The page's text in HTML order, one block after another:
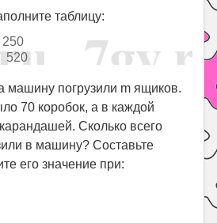
таблицу:
520
машину погрузили m ящиков.
70 коробок, а в каждой
Сколько всего
в машину? Составьте
его значение при: